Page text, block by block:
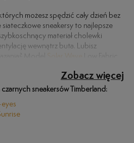
Zobacz więcej
możesz spędzić cały dzień bez
siateczkowe sneakersy to najlepsze
materiał cholewki
wewnątrz buta. Lubisz
z siateczkowej tkaninyReBOTL
w 50% z materiałów recyklingowych.
Oxford z białą podeszwą będą dla
w formie skarpety idealnie
podeszwa z pianki EVA amortyzuje
wchodzi na zupełni inny
wyglądać w duecie z intensywnymi
zieleń czy róż, ale możesz także
do monochromatycznych stylizacji,
czerni. Jedno jest
butów na co dzień, czy chcesz
modelem, czarne sneakersy
sneakersów Timberland: